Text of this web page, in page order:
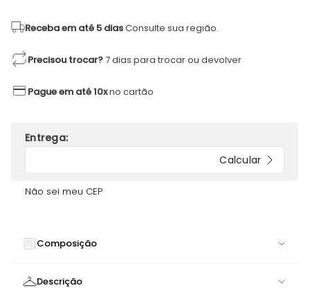
Receba em até 5 diasConsulte sua região.
Precisou trocar?7 dias para trocar ou devolver
Pague em até 10xno cartão
Não sei meu CEP
Composição
Descrição